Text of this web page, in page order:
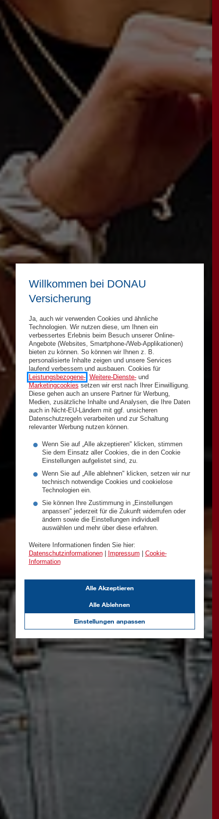
Willkommen bei DONAU
Versicherung
Ja, auch wir verwenden Cookies und ähnliche
Technologien. Wir nutzen diese, um Ihnen ein
verbessertes Erlebnis beim Besuch unserer Online-
Angebote (Websites, Smartphone-/Web-Applikationen)
bieten zu können. So können wir Ihnen z. B.
personalisierte Inhalte zeigen und unsere Services
laufend verbessern und ausbauen. Cookies für
Leistungsbezogene-, Weitere-Dienste-und
Marketingcookies setzen wir erst nach Ihrer Einwilligung.
Diese gehen auch an unsere Partner für Werbung,
Medien, zusätzliche Inhalte und Analysen, die Ihre Daten
auch in Nicht-EU-Ländern mit ggf. unsicheren
Datenschutzregeln verarbeiten und zur Schaltung
relevanter Werbung nutzen können.
Wenn Sie auf „Alle akzeptieren" klicken, stimmen
Sie dem Einsatz aller Cookies, die in den Cookie
Einstellungen aufgelistet sind, zu.
Wenn Sie auf „Alle ablehnen" klicken, setzen wir nur
technisch notwendige Cookies und cookielose
Technologien ein.
Sie können Ihre Zustimmung in „Einstellungen
anpassen" jederzeit für die Zukunft widerrufen oder
ändern sowie die Einstellungen individuell
auswählen und mehr über diese erfahren.
Weitere Informationen finden Sie hier:
Datenschutzinformationen| Impressum
Cookie-
Information
Einstellungen anpassen
Alle Ablehnen
Alle Akzeptieren